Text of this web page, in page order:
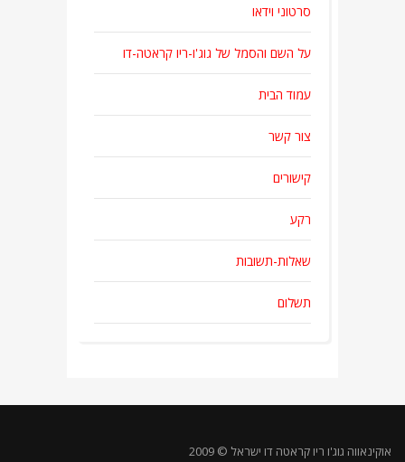
סרטוני וידאו
על השם והסמל של גוג'ו-ריו קראטה-דו
עמוד הבית
צור קשר
קישורים
רקע
שאלות-תשובות
תשלום
אוקינאווה גוג'ו ריו קראטה דו ישראל © 2009